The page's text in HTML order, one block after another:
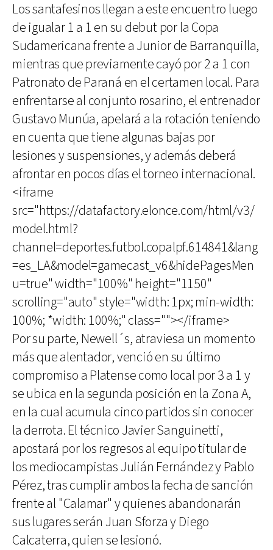
Los santafesinos llegan a este encuentro luego
de igualar 1 a 1 en su debut por la Copa
Sudamericana frente a Junior de Barranquilla,
mientras que previamente cayó por 2 a 1 con
Patronato de Paraná en el certamen local. Para
enfrentarse al conjunto rosarino, el entrenador
Gustavo Munúa, apelará a la rotación teniendo
en cuenta que tiene algunas bajas por
lesiones y suspensiones, y además deberá
afrontar en pocos días el torneo internacional.
<iframe
src="https://datafactory.elonce.com/html/v3/
model.html?
channel=deportes.futbol.copalpf.614841&lang
=es_LA&model=gamecast_v6&hidePagesMen
u=true" width="100%" height="1150"
scrolling="auto" style="width: 1px; min-width:
100%; *width: 100%;" class=""></iframe>
Por su parte, Newell´s, atraviesa un momento
más que alentador, venció en su último
compromiso a Platense como local por 3 a 1 y
se ubica en la segunda posición en la Zona A,
en la cual acumula cinco partidos sin conocer
la derrota. El técnico Javier Sanguinetti,
apostará por los regresos al equipo titular de
los mediocampistas Julián Fernández y Pablo
Pérez, tras cumplir ambos la fecha de sanción
frente al "Calamar" y quienes abandonarán
sus lugares serán Juan Sforza y Diego
Calcaterra, quien se lesionó.